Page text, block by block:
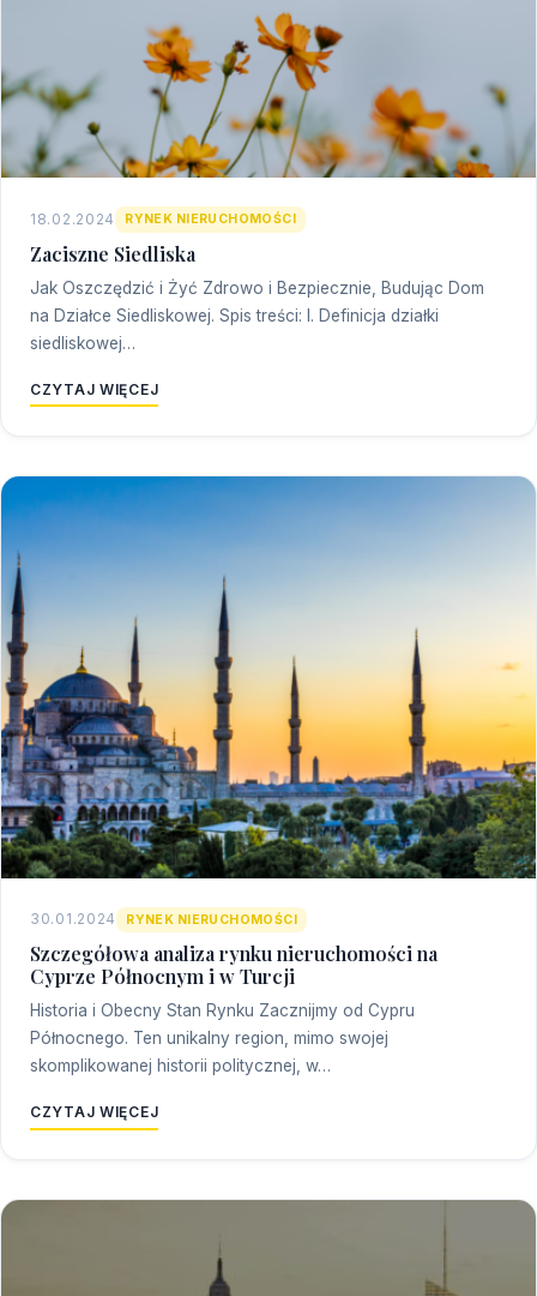
18.02.2024 RYNEK NIERUCHOMOŚCI
Zaciszne Siedliska
Jak Oszczędzić i Żyć Zdrowo i Bezpiecznie, Budując Dom
na Działce Siedliskowej. Spis treści: I. Definicja działki
siedliskowej…
CZYTAJ WIĘCEJ
30.01.2024 RYNEK NIERUCHOMOŚCI
Szczegółowa analiza rynku nieruchomości na
Cyprze Północnym i w Turcji
Historia i Obecny Stan Rynku Zacznijmy od Cypru
Północnego. Ten unikalny region, mimo swojej
skomplikowanej historii politycznej, w…
CZYTAJ WIĘCEJ